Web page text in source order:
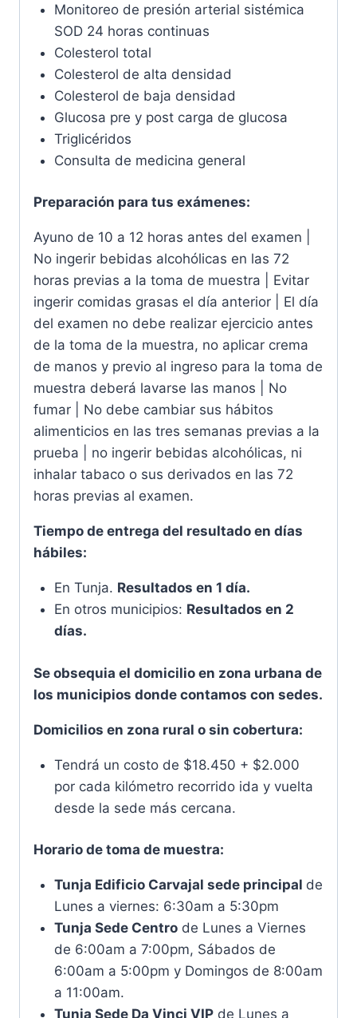
Monitoreo de presión arterial sistémica
SOD 24 horas continuas
Colesterol total
Colesterol de alta densidad
Colesterol de baja densidad
Glucosa pre y post carga de glucosa
Triglicéridos
Consulta de medicina general
Preparación para tus exámenes:
Ayuno de 10 a 12 horas antes del examen |
No ingerir bebidas alcohólicas en las 72
horas previas a la toma de muestra | Evitar
ingerir comidas grasas el día anterior | El día
del examen no debe realizar ejercicio antes
de la toma de la muestra, no aplicar crema
de manos y previo al ingreso para la toma de
muestra deberá lavarse las manos | No
fumar | No debe cambiar sus hábitos
alimenticios en las tres semanas previas a la
prueba | no ingerir bebidas alcohólicas, ni
inhalar tabaco o sus derivados en las 72
horas previas al examen.
Tiempo de entrega del resultado en días
hábiles:
En Tunja. Resultados en 1 día.
En otros municipios: Resultados en 2
días.
Se obsequia el domicilio en zona urbana de
los municipios donde contamos con sedes.
Domicilios en zona rural o sin cobertura:
Tendrá un costo de $18.450 + $2.000
por cada kilómetro recorrido ida y vuelta
desde la sede más cercana.
Horario de toma de muestra:
Tunja Edificio Carvajal sede principal de
Lunes a viernes: 6:30am a 5:30pm
Tunja Sede Centrode Lunes a Viernes
de 6:00am a 7:00pm, Sábados de
6:00am a 5:00pm y Domingos de 8:00am
a 11:00am.
Tunja Sede Da Vinci VIPde Lunes a